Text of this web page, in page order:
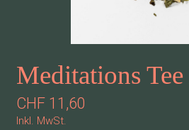
Meditations
CHF 11,60
Inkl. MwSt.